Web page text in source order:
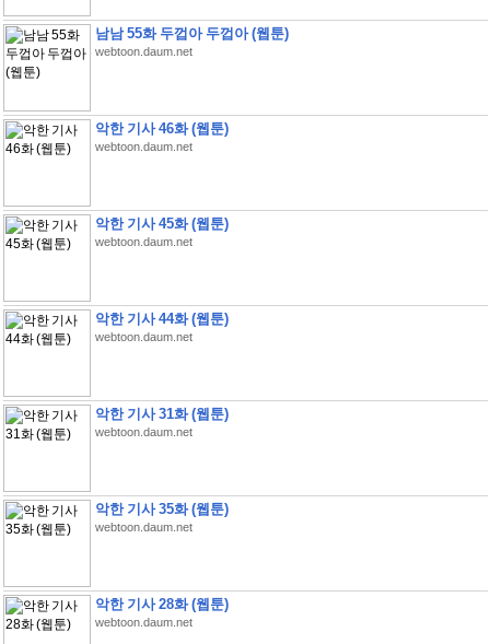
남남 55화 두껍아 두껍아 (웹툰)
webtoon.daum.net
악한 기사 46화 (웹툰)
webtoon.daum.net
악한 기사 45화 (웹툰)
webtoon.daum.net
악한 기사 44화 (웹툰)
webtoon.daum.net
악한 기사 31화 (웹툰)
webtoon.daum.net
악한 기사 35화 (웹툰)
webtoon.daum.net
악한 기사 28화 (웹툰)
webtoon.daum.net